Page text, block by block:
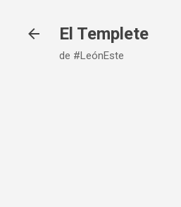
El Templete
de #LeónEste